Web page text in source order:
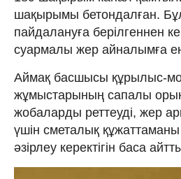
шақырымы бетондалған.
пайдалануға берілгеннен
суармалы жер айналымға
Аймақ басшысы құрылыс-
жұмыстарының сапалы
жобаларды реттеуді, жер
үшін сметалық
әзірлеу керектігін баса